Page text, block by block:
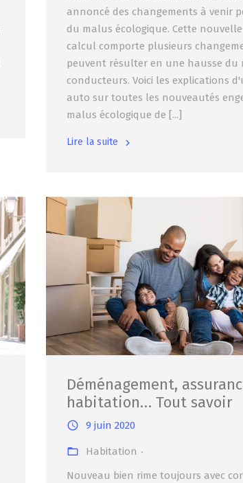
annoncé des changements à venir
du malus écologique. Cette
calcul comporte plusieurs
peuvent résulter en une hausse du
conducteurs. Voici les explications
auto sur toutes les nouveautés
malus écologique de [...]
Lire la suite
Déménagement,
habitation… Tout savoir
9 juin 2020
Habitation
Nouveau bien rime toujours avec